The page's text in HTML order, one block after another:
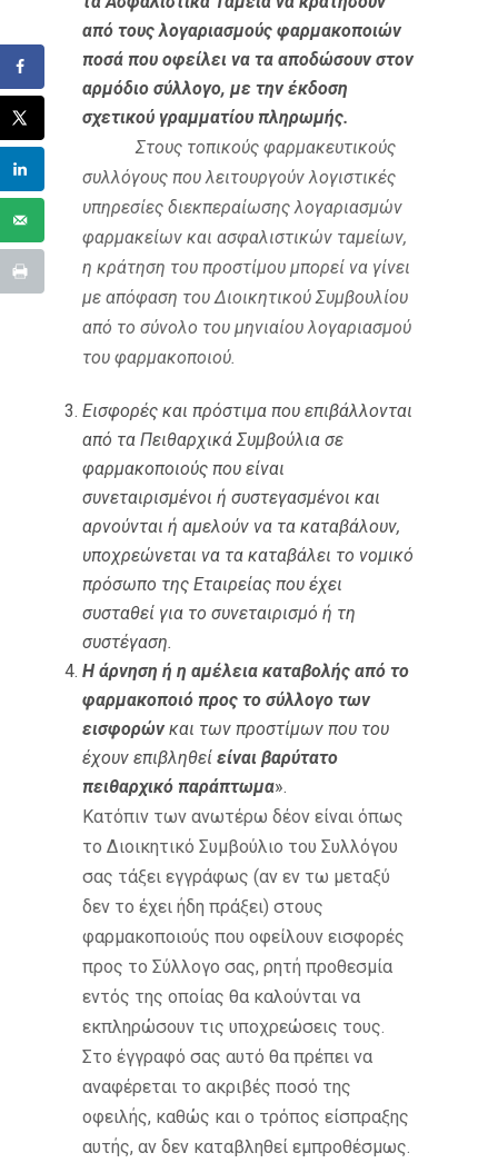
από τους λογαριασμούς φαρμακοποιών
ποσά που οφείλει να τα αποδώσουν στον
αρμόδιο σύλλογο, με την έκδοση
σχετικού γραμματίου πληρωμής.
Στους τοπικούς φαρμακευτικούς
συλλόγους που λειτουργούν λογιστικές
υπηρεσίες διεκπεραίωσης λογαριασμών
φαρμακείων και ασφαλιστικών ταμείων,
η κράτηση του προστίμου μπορεί να γίνει
με απόφαση του Διοικητικού Συμβουλίου
από το σύνολο του μηνιαίου λογαριασμού
του φαρμακοποιού.
Εισφορές και πρόστιμα που επιβάλλονται
από τα Πειθαρχικά Συμβούλια σε
φαρμακοποιούς που είναι
συνεταιρισμένοι ή συστεγασμένοι και
αρνούνται ή αμελούν να τα καταβάλουν,
υποχρεώνεται να τα καταβάλει το νομικό
πρόσωπο της Εταιρείας που έχει
συσταθεί για το συνεταιρισμό ή τη
συστέγαση.
Η άρνηση ή η αμέλεια καταβολής από το
φαρμακοποιό προς το σύλλογο των
εισφορώνκαι των προστίμων που του
έχουν επιβληθεί είναι βαρύτατο
πειθαρχικό παράπτωμα».
Κατόπιν των ανωτέρω δέον είναι όπως
το Διοικητικό Συμβούλιο του Συλλόγου
σας τάξει εγγράφως (αν εν τω μεταξύ
δεν το έχει ήδη πράξει) στους
φαρμακοποιούς που οφείλουν εισφορές
προς το Σύλλογο σας, ρητή προθεσμία
εντός της οποίας θα καλούνται να
εκπληρώσουν τις υποχρεώσεις τους.
Στο έγγραφό σας αυτό θα πρέπει να
αναφέρεται το ακριβές ποσό της
οφειλής, καθώς και ο τρόπος είσπραξης
αυτής, αν δεν καταβληθεί εμπροθέσμως.